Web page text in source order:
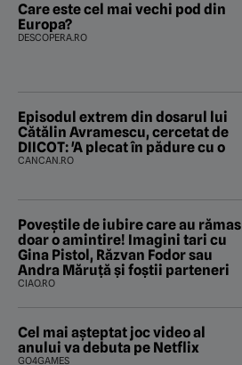
Care este cel mai vechi pod din
Europa?
DESCOPERA.RO
Episodul extrem din dosarul lui
Cătălin Avramescu, cercetat de
DIICOT: 'A plecat în pădure cu o
CANCAN.RO
Poveştile de iubire care au rămas
doar o amintire! Imagini tari cu
Gina Pistol, Răzvan Fodor sau
Andra Măruţă şi foştii parteneri
CIAO.RO
Cel mai așteptat joc video al
anului va debuta pe Netflix
GO4GAMES